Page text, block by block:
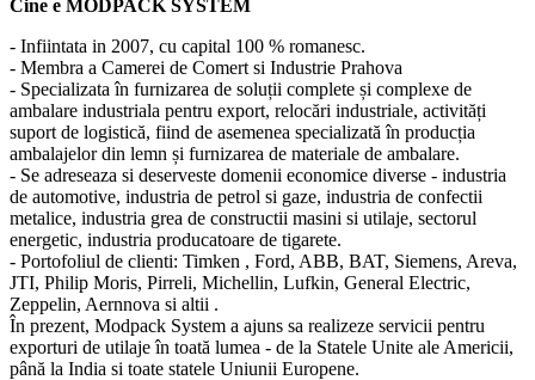
Cine e MODPACK SYSTEM
- Infiintata in 2007, cu capital 100 % romanesc.
- Membra a Camerei de Comert si Industrie Prahova
- Specializata în furnizarea de soluții complete și complexe de
ambalare industriala pentru export, relocări industriale, activități
suport de logistică, fiind de asemenea specializată în producția
ambalajelor din lemn și furnizarea de materiale de ambalare.
- Se adreseaza si deserveste domenii economice diverse - industria
de automotive, industria de petrol si gaze, industria de confectii
metalice, industria grea de constructii masini si utilaje, sectorul
energetic, industria producatoare de tigarete.
- Portofoliul de clienti: Timken , Ford, ABB, BAT, Siemens, Areva,
JTI, Philip Moris, Pirreli, Michellin, Lufkin, General Electric,
Zeppelin, Aernnova si altii .
În prezent, Modpack System a ajuns sa realizeze servicii pentru
exporturi de utilaje în toată lumea - de la Statele Unite ale Americii,
până la India si toate statele Uniunii Europene.